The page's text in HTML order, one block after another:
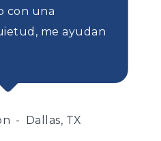
con una
me ayudan
Dallas, TX